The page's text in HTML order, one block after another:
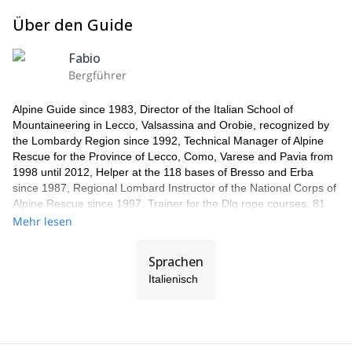
Über den Guide
Fabio
Bergführer
Alpine Guide since 1983, Director of the Italian School of
Mountaineering in Lecco, Valsassina and Orobie, recognized by
the Lombardy Region since 1992, Technical Manager of Alpine
Rescue for the Province of Lecco, Como, Varese and Pavia from
1998 until 2012, Helper at the 118 bases of Bresso and Erba
since 1987, Regional Lombard Instructor of the National Corps of
Alpine Rescue since 1997, Trainer for the Dlg rope courses. 81
since 2007, Tester Vibram (soles shoes mountain), Director of
Manager of the base of Elisoccorso di Erba (118 Como) for 14
years, Specialized in work at height (with use of ropes), in 2002
Mountain, in 2005 Incaricato from the Valsassina Mountain
Mehr lesen
Sprachen
Italienisch